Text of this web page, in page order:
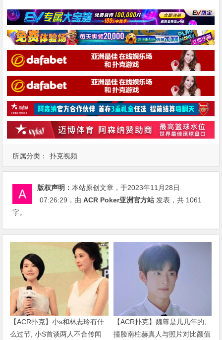
所属分类： 扑克视频
版权声明：本站原创文章，于2023年11月28日
07:26:29 ，由ACR Poker亚洲官方站 发表，共 1061
字。
【ACR扑克】小s和林志玲有什
么过节, 小S首谈两人不合传闻
【ACR扑克】魏尊是几几年的,
撞脸南柱赫真人与照片对比颜值